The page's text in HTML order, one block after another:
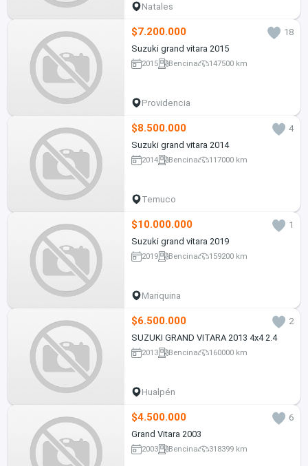
Natales
$7.200.000
18
Suzuki grand vitara 2015
2015 Bencina 147500 km
Providencia
$8.500.000
4
Suzuki grand vitara 2014
2014 Bencina 117000 km
Temuco
$10.000.000
1
Suzuki grand vitara 2019
2019 Bencina 159200 km
Mariquina
$6.500.000
2
SUZUKI GRAND VITARA 2013 4x4 2.4
2013 Bencina 160000 km
Hualpén
$4.500.000
6
Grand Vitara 2003
2003 Bencina 318399 km